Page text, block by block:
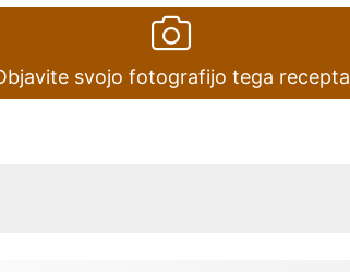
svojo fotografijo tega recepta